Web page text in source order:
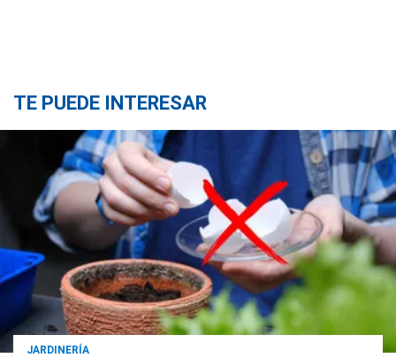
TE PUEDE INTERESAR
JARDINERÍA